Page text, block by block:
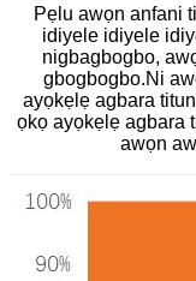
Pẹlu awọn anfani
idiyele idiyele
nigbagbogbo,
gbogbogbo.Ni
ayọkẹlẹ agbara
ọkọ ayọkẹlẹ agbara
awọn